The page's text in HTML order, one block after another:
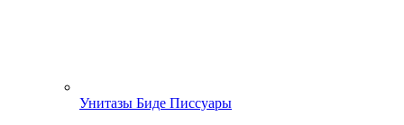
Унитазы Биде Писсуары